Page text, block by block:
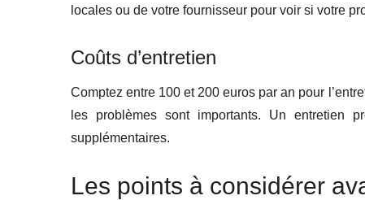
locales ou de votre fournisseur pour voir si votre
Coûts d’entretien
Comptez entre 100 et 200 euros par an pour
les problèmes sont importants. Un entretien
supplémentaires.
Les points à considérer